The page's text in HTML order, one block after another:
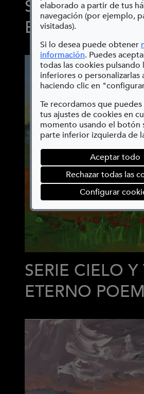
elaborado a partir de tus
navegación (por ejemplo,
visitadas).
Si lo desea puede obtener
información(Abre en nueva
. Puedes
todas las cookies
inferiores o personalizarlas
haciendo clic en
Te recordamos que
tus ajustes de cookies en
momento usando el botón
parte inferior izquierda de
Aceptar todo
Rechazar todas las
Configurar
SERIE CIELO Y
ETERNO
SERIE CIELO Y
ETERNO